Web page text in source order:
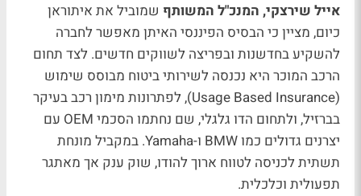
אייל שירצקי, המנכ"ל המשותף שמוביל את איתוראן
כיום, מציין כי הבסיס הפיננסי האיתן מאפשר לחברה
להשקיע בחדשנות ובפריצה לשווקים חדשים. לצד תחום
הרכב המוכר היא נכנסה לשירותי ביטוח מבוסס שימוש
(Usage Based Insurance), לפתרונות מימון רכב בעיקר
בברזיל, ולתחום הדו גלגלי, שם נחתמו הסכמי OEM עם
יצרנים גדולים כמו BMW ו-Yamaha. במקביל מונחת
תשתית לכניסה לטווח ארוך להודו, שוק ענק אך מאתגר
תפעולית וכלכלית.